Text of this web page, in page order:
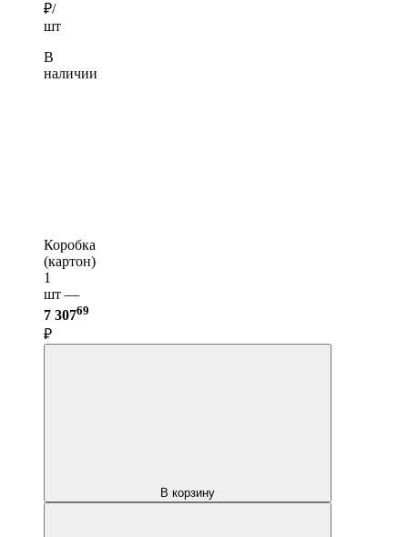
₽/
шт
В
наличии
Коробка
(картон)
1
шт —
7 30769
₽
В корзину